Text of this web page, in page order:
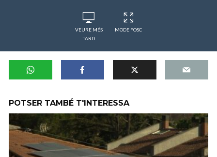
VEURE MÉS
TARD
MODE FOSC
POTSER TAMBÉ T'INTERESSA